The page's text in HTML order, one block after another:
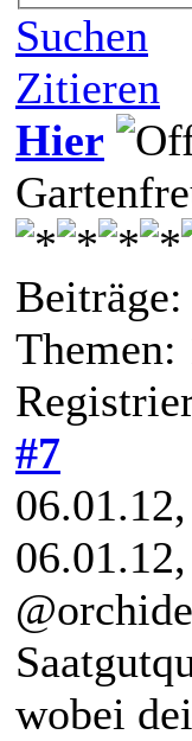
Suchen
Zitieren
Hier
Beiträge:
Themen:
#7
wobei